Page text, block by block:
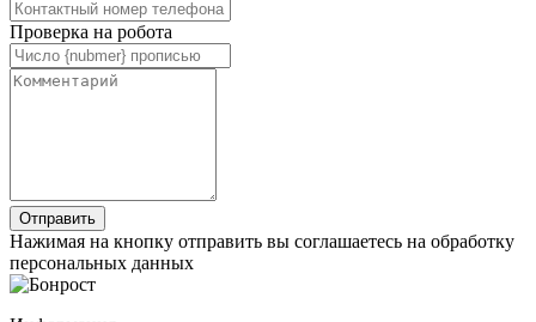
Проверка на робота
Нажимая на кнопку отправить вы соглашаетесь на обработку
персональных данных